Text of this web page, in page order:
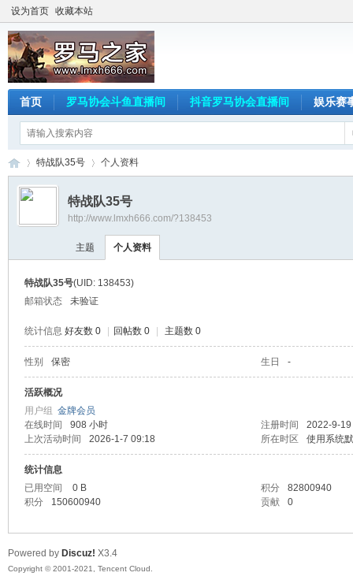
设为首页 收藏本站
首页 罗马协会斗鱼直播间 抖音罗马协会直播间 娱乐赛
›
特战队35号 个人资料
特战队35号
http://www.lmxh666.com/?138453
主题 个人资料
特战队35号(UID: 138453)
邮箱状态
未验证
统计信息 好友数 0 回帖数 0 主题数 0
性别 保密 生日 -
活跃概况
用户组 金牌会员
在线时间
908 小时 注册时间
2022-9-
上次活动时间
2026-1-7 09:18 所在时区 使用系统
统计信息
已用空间
0 B 积分
82800940
积分
150600940 贡献 0
Powered by Discuz! X3.4
Copyright © 2001-2021, Tencent Cloud.